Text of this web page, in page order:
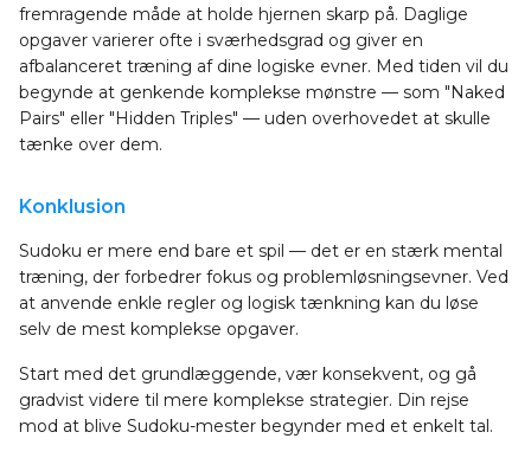
fremragende måde at holde hjernen skarp på. Daglige
opgaver varierer ofte i sværhedsgrad og giver en
afbalanceret træning af dine logiske evner. Med tiden vil du
begynde at genkende komplekse mønstre — som "Naked
Pairs" eller "Hidden Triples" — uden overhovedet at skulle
tænke over dem.
Konklusion
Sudoku er mere end bare et spil — det er en stærk mental
træning, der forbedrer fokus og problemløsningsevner. Ved
at anvende enkle regler og logisk tænkning kan du løse
selv de mest komplekse opgaver.
Start med det grundlæggende, vær konsekvent, og gå
gradvist videre til mere komplekse strategier. Din rejse
mod at blive Sudoku-mester begynder med et enkelt tal.